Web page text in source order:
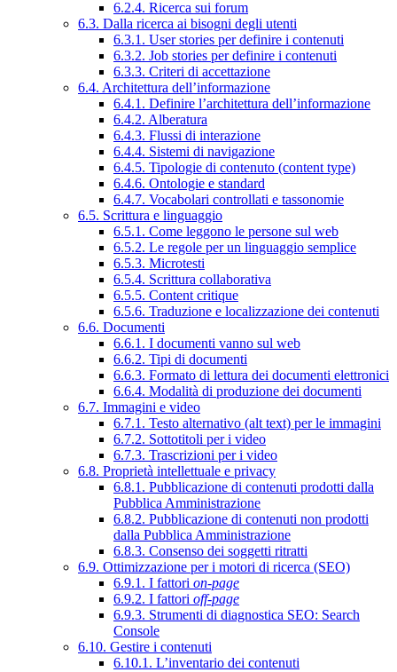
6.2.4. Ricerca sui forum
6.3. Dalla ricerca ai bisogni degli utenti
6.3.1. User stories per definire i contenuti
6.3.2. Job stories per definire i contenuti
6.3.3. Criteri di accettazione
6.4. Architettura dell’informazione
6.4.1. Definire l’architettura dell’informazione
6.4.2. Alberatura
6.4.3. Flussi di interazione
6.4.4. Sistemi di navigazione
6.4.5. Tipologie di contenuto (content type)
6.4.6. Ontologie e standard
6.4.7. Vocabolari controllati e tassonomie
6.5. Scrittura e linguaggio
6.5.1. Come leggono le persone sul web
6.5.2. Le regole per un linguaggio semplice
6.5.3. Microtesti
6.5.4. Scrittura collaborativa
6.5.5. Content critique
6.5.6. Traduzione e localizzazione dei contenuti
6.6. Documenti
6.6.1. I documenti vanno sul web
6.6.2. Tipi di documenti
6.6.3. Formato di lettura dei documenti elettronici
6.6.4. Modalità di produzione dei documenti
6.7. Immagini e video
6.7.1. Testo alternativo (alt text) per le immagini
6.7.2. Sottotitoli per i video
6.7.3. Trascrizioni per i video
6.8. Proprietà intellettuale e privacy
6.8.1. Pubblicazione di contenuti prodotti dalla
Pubblica Amministrazione
6.8.2. Pubblicazione di contenuti non prodotti
dalla Pubblica Amministrazione
6.8.3. Consenso dei soggetti ritratti
6.9. Ottimizzazione per i motori di ricerca (SEO)
6.9.1. I fattori on-page
6.9.2. I fattori off-page
6.9.3. Strumenti di diagnostica SEO: Search
Console
6.10. Gestire i contenuti
6.10.1. L’inventario dei contenuti